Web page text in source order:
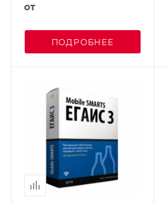
от
ПОДРОБНЕЕ